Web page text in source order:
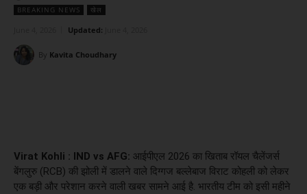
BREAKING NEWS खेल
Updated:
By Kavita Choudhary
Virat Kohli : IND vs AFG: आईपीएल 2026 का खिताब रॉयल चैलेंजर्स
बेंगलुरु (RCB) की झोली में डालने वाले दिग्गज बल्लेबाज विराट कोहली को लेकर
एक बड़ी और परेशान करने वाली खबर सामने आई है. भारतीय टीम को इसी महीने